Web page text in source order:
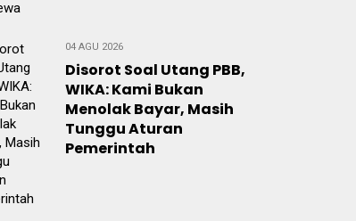
04 AGU 2026
Disorot Soal Utang PBB,
WIKA: Kami Bukan
Menolak Bayar, Masih
Tunggu Aturan
Pemerintah